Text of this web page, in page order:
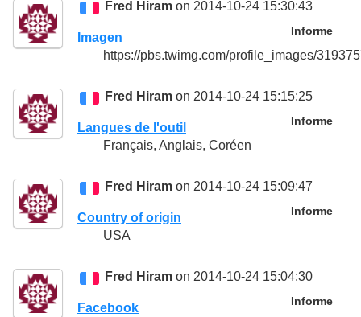
Fred Hiram on 2014-10-24 15:30:43
Informe
Imagen
https://pbs.twimg.com/profile_images/
Fred Hiram on 2014-10-24 15:15:25
Informe
Langues de l'outil
Français, Anglais, Coréen
Fred Hiram on 2014-10-24 15:09:47
Informe
Country of origin
USA
Fred Hiram on 2014-10-24 15:04:30
Informe
Facebook